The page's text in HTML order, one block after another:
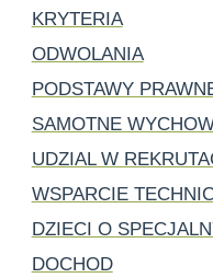
KRYTERIA
ODWOLANIA
PODSTAWY
SAMOTNE
UDZIAL W
WSPARCIE
DZIECI O
DOCHOD